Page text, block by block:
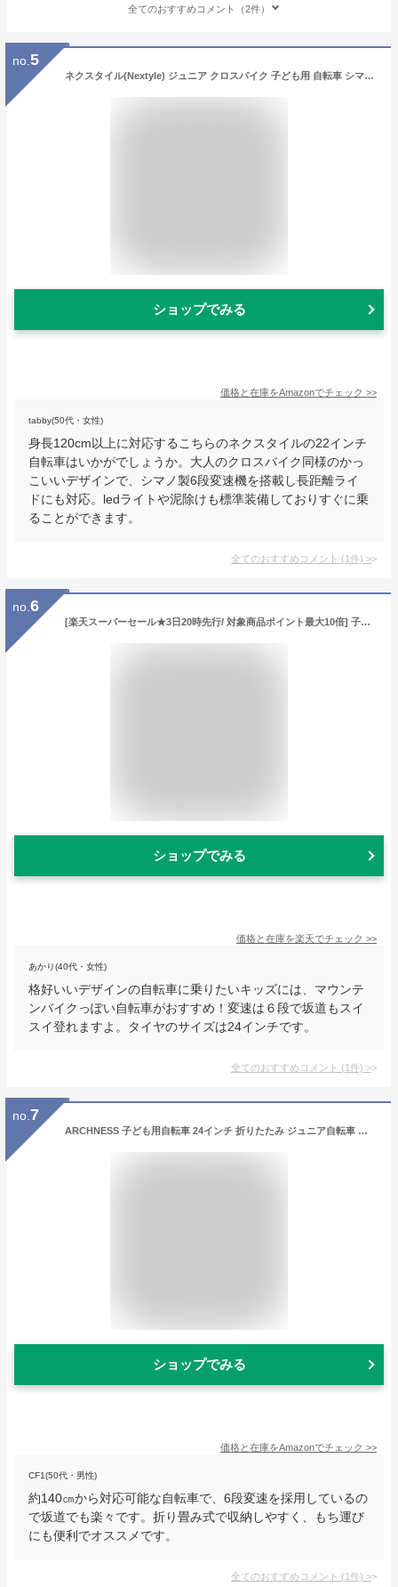
全てのおすすめコメント（2件）
no. 5
ネクスタイル(Nextyle) ジュニア クロスバイク 子ども用 自転車 シマノ製6段変速 前後泥除け クイックリリース NX-JC001 22インチ ブラック 46574
ショップでみる
価格と在庫をAmazonでチェック >>
tabby(50代・女性)
身長120cm以上に対応するこちらのネクスタイルの22インチ
自転車はいかがでしょうか。大人のクロスバイク同様のかっ
こいいデザインで、シマノ製6段変速機を搭載し長距離ライ
ドにも対応。ledライトや泥除けも標準装備しておりすぐに乗
ることができます。
全てのおすすめコメント (1件) >
no. 6
[楽天スーパーセール★3日20時先行/ 対象商品ポイント最大10倍] 子供用マウンテンバイク 24インチ | 子供用自転車 シマノ6段変速搭載 かご付き 自転車本体 男の子 こども じてんしゃ 小学生 高学年 入学 ギフト 送料無料 [ SKD246 ]
ショップでみる
価格と在庫を楽天でチェック >>
あかり(40代・女性)
格好いいデザインの自転車に乗りたいキッズには、マウンテ
ンバイクっぽい自転車がおすすめ！変速は６段で坂道もスイ
スイ登れますよ。タイヤのサイズは24インチです。
全てのおすすめコメント (1件) >
no. 7
ARCHNESS 子ども用自転車 24インチ 折りたたみ ジュニア自転車 シティサイクル 小学生向け シマノ６段変速 カゴ・ライト・鍵付き 通学 プレゼント FDG246 (付属品なし, ライトパープル)
ショップでみる
価格と在庫をAmazonでチェック >>
CF1(50代・男性)
約140㎝から対応可能な自転車で、6段変速を採用しているの
で坂道でも楽々です。折り畳み式で収納しやすく、もち運び
にも便利でオススメです。
全てのおすすめコメント (1件) >